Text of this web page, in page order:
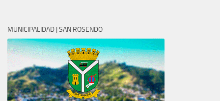
MUNICIPALIDAD | SAN ROSENDO